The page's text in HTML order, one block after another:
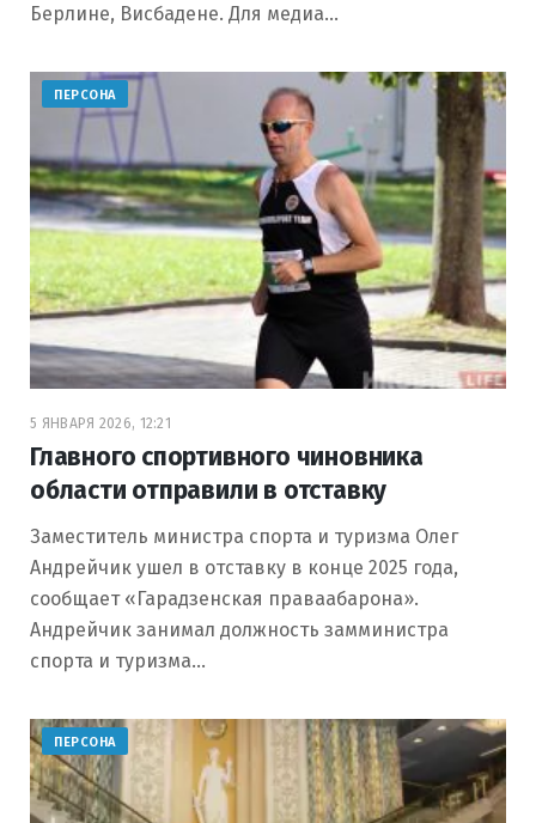
Берлине, Висбадене. Для медиа…
ПЕРСОНА
5 ЯНВАРЯ 2026, 12:21
Главного спортивного чиновника
области отправили в отставку
Заместитель министра спорта и туризма Олег
Андрейчик ушел в отставку в конце 2025 года,
сообщает «Гарадзенская праваабарона».
Андрейчик занимал должность замминистра
спорта и туризма…
ПЕРСОНА